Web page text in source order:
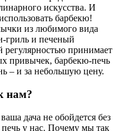
искусства. И
барбекю!
из любимого вида
гриль и печеный
регулярностью принимает
привычек, барбекю-печь
– и за небольшую цену.
нам?
дача не обойдется без
печь у нас. Почему мы так